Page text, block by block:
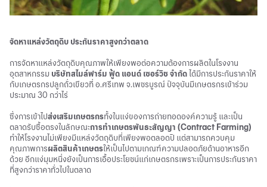
จัดหาแหล่งวัตถุดิบ ประกันราคาสูงกว่าตลาด
การจัดหาแหล่งวัตถุดิบคุณภาพให้เพียงพอต่อความต้องการผลิตในโรงงาน
อุตสาหกรรม บริษัทสไมล์ฟาร์ม ฟู้ด แอนด์ เซอร์วิช จำกัด ได้มีการประกันราคาให้
กับเกษตรกรปลูกถั่วเขียวที่ อ.ศรีเทพ จ.เพชรบูรณ์ ปัจจุบันมีเกษตรกรเข้าร่วม
ประมาณ 30 กว่าไร่
ซึ่งการเข้าไปส่งเสริมเกษตรกรทั้งในแง่ของการถ่ายทอดองค์ความรู้ และเป็น
ตลาดรับซื้อตรงในลักษณะการทำเกษตรพันธะสัญญา (Contract Farming)
ทำให้โรงงานไม่เพียงมีแหล่งวัตถุดิบที่เพียงพอตลอดปี แต่สามารถควบคุม
คุณภาพการผลิตสินค้าเกษตรให้เป็นไปตามเกณฑ์ความปลอดภัยด้านอาหารอีก
ด้วย อีกแง่มุมหนึ่งยังเป็นการเอื้อประโยชน์แก่เกษตรกรเพราะเป็นการประกันราคา
ที่สูงกว่าราคาทั่วไปในตลาด